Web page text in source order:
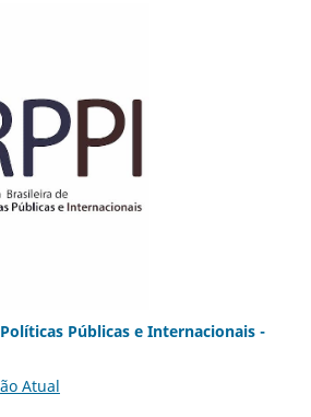
Públicas e Internacionais -
Atual